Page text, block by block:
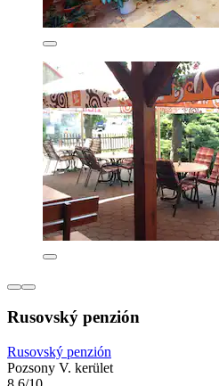
Rusovský penzión
Rusovský penzión
Pozsony V. kerület